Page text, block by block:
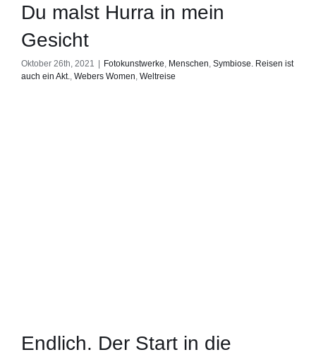
Du malst Hurra in mein
Gesicht
Oktober 26th, 2021 Fotokunstwerke, Menschen, Symbiose. Reisen ist
auch ein Akt., Webers Women, Weltreise
Endlich. Der Start in die